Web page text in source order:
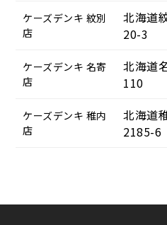
ケーズデンキ 紋別
店
北海道
20-3
ケーズデンキ 名寄
店
北海道
110
ケーズデンキ 稚内
店
北海道
2185-6